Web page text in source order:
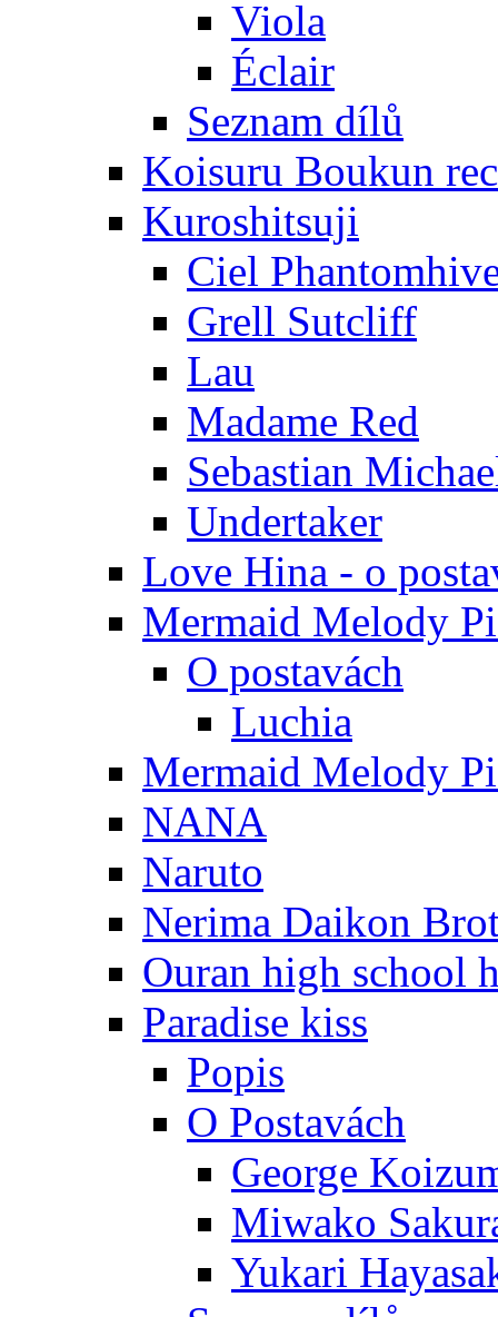
Viola
Éclair
Seznam dílů
Koisuru Boukun
Kuroshitsuji
Ciel
Grell Sutcliff
Lau
Madame Red
Sebastian
Undertaker
Love Hina - o
Mermaid Melody
O postavách
Luchia
Mermaid Melody
NANA
Naruto
Nerima Daikon
Ouran high school
Paradise kiss
Popis
O Postavách
George
Miwako
Yukari